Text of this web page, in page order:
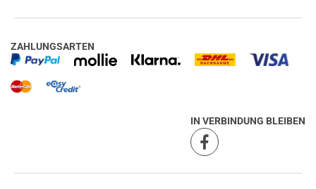
ZAHLUNGSARTEN
IN VERBINDUNG BLEIBEN